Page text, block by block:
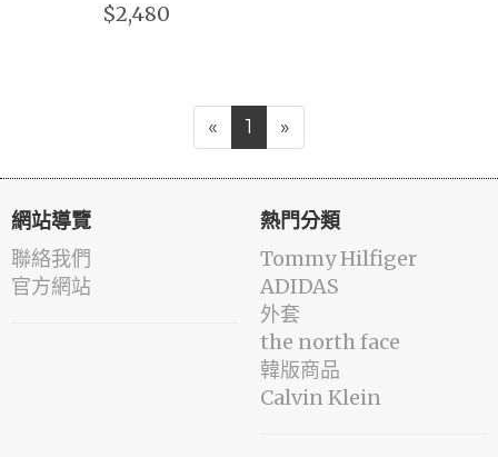
$2,480
« 1 »
網站導覽
聯絡我們
官方網站
熱門分類
Tommy Hilfiger
ADIDAS
外套
the north face
韓版商品
Calvin Klein